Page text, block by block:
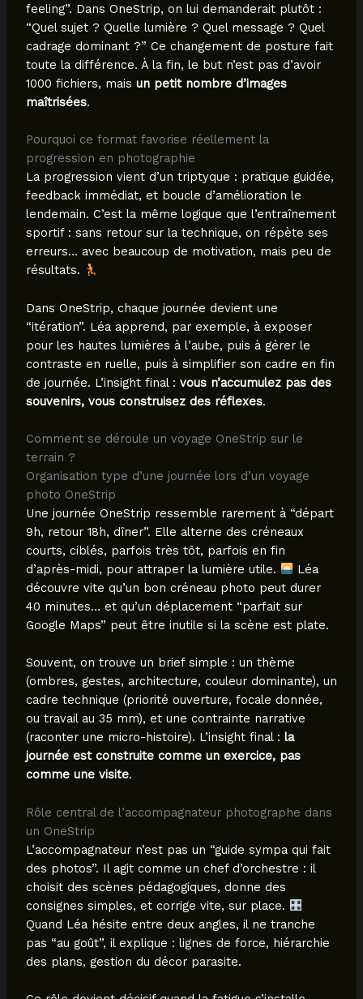
feeling”. Dans OneStrip, on lui demanderait plutôt :
“Quel sujet ? Quelle lumière ? Quel message ? Quel
cadrage dominant ?” Ce changement de posture fait
toute la différence. À la fin, le but n’est pas d’avoir
1000 fichiers, mais un petit nombre d’images
maîtrisées.
Pourquoi ce format favorise réellement la
progression en photographie
La progression vient d’un triptyque : pratique guidée,
feedback immédiat, et boucle d’amélioration le
lendemain. C’est la même logique que l’entraînement
sportif : sans retour sur la technique, on répète ses
erreurs… avec beaucoup de motivation, mais peu de
résultats.
Dans OneStrip, chaque journée devient une
“itération”. Léa apprend, par exemple, à exposer
pour les hautes lumières à l’aube, puis à gérer le
contraste en ruelle, puis à simplifier son cadre en fin
de journée. L’insight final : vous n’accumulez pas des
souvenirs, vous construisez des réflexes.
Comment se déroule un voyage OneStrip sur le
terrain ?
Organisation type d’une journée lors d’un voyage
photo OneStrip
Une journée OneStrip ressemble rarement à “départ
9h, retour 18h, dîner”. Elle alterne des créneaux
courts, ciblés, parfois très tôt, parfois en fin
d’après-midi, pour attraper la lumière utile.
Léa
découvre vite qu’un bon créneau photo peut durer
40 minutes… et qu’un déplacement “parfait sur
Google Maps” peut être inutile si la scène est plate.
Souvent, on trouve un brief simple : un thème
(ombres, gestes, architecture, couleur dominante), un
cadre technique (priorité ouverture, focale donnée,
ou travail au 35 mm), et une contrainte narrative
(raconter une micro-histoire). L’insight final : la
journée est construite comme un exercice, pas
comme une visite.
Rôle central de l’accompagnateur photographe dans
un OneStrip
L’accompagnateur n’est pas un “guide sympa qui fait
des photos”. Il agit comme un chef d’orchestre : il
choisit des scènes pédagogiques, donne des
consignes simples, et corrige vite, sur place.
Quand Léa hésite entre deux angles, il ne tranche
pas “au goût”, il explique : lignes de force, hiérarchie
des plans, gestion du décor parasite.